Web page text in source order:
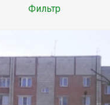
Фильтр